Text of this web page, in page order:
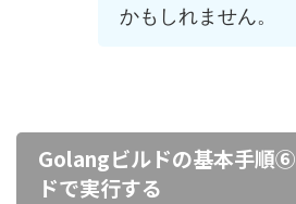
かもしれません。
Golangビルドの基本手順
ドで実行する